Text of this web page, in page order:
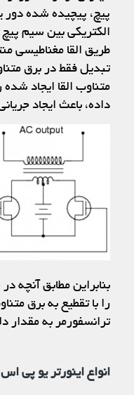
پیچ، پیچیده شده
الکتریکی بین سیم
طریق القا مغناطیسی
تبدیل فقط در برق
متناوب القا ایجاد شده
داده، باعث ایجاد
بنابراین مطابق آنچه
را با تقطیع به برق
ترانسفورمر به مقدار
انواع اینورتر یو پی اس